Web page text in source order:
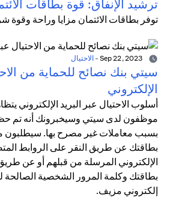
ترشيد الإنفاق: قوة بطاقات
توفر بطاقات الائتمان مزايا وراحة وقوة
- الاحتيال
سيتي بنك نصائح للحماية من
الإلكتروني
أسلوب الاحتيال عبر البريد الإلكتروني
موظفون لدى سيتي وسيخبرونك أنه تم حظر
بسبب معاملات غير مصرح بها. سيطلبون
بطاقتك عن طريق النقر على الروابط
الإلكتروني المرسلة من قبلهم أو عن
بطاقتك وكلمة المرور الشخصية
إلكتروني مزيف.